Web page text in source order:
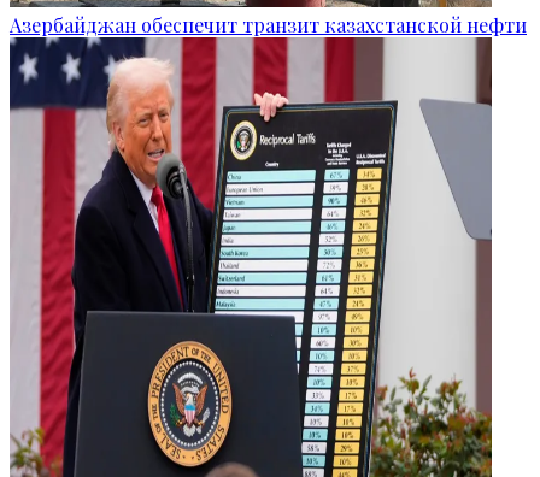
Азербайджан обеспечит транзит казахстанской нефти